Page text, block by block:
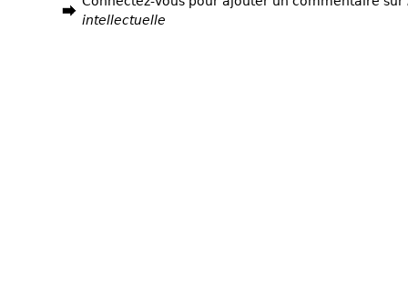
intellectuelle